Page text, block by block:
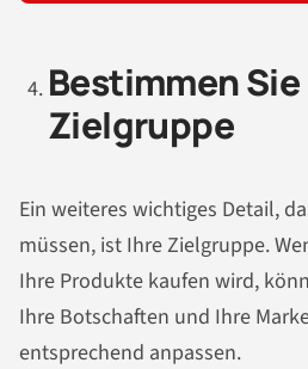
Bestimmen
Zielgruppe
Ein weiteres wichtiges Detail,
müssen, ist Ihre Zielgruppe.
Ihre Produkte kaufen wird,
Ihre Botschaften und Ihre
entsprechend anpassen.